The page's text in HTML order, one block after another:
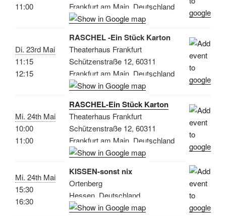
11:00
Frankfurt am Main, Deutschland
Di. 23rd Mai
11:15
12:15
RASCHEL -Ein Stück Karton
Theaterhaus Frankfurt
Schützenstraße 12, 60311
Frankfurt am Main, Deutschland
Mi. 24th Mai
10:00
11:00
RASCHEL-Ein Stück Karton
Theaterhaus Frankfurt
Schützenstraße 12, 60311
Frankfurt am Main, Deutschland
Mi. 24th Mai
15:30
16:30
KISSEN-sonst nix
Ortenberg
Hessen, Deutschland